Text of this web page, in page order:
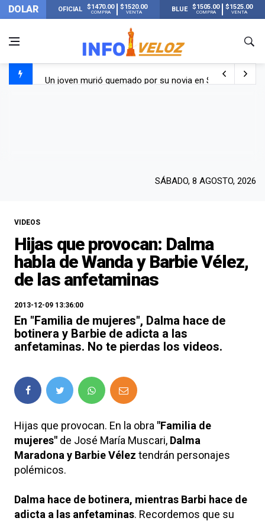
DOLAR OFICIAL $1470.00
COMPRA
$1520.00
VENTA BLUE $1505.00
COMPRA
$1525.00
VENTA
Un joven murió quemado por su novia en San Luis:
SÁBADO, 8 AGOSTO, 2026
VIDEOS
Hijas que provocan: Dalma
habla de Wanda y Barbie Vélez,
de las anfetaminas
2013-12-09 13:36:00
En "Familia de mujeres", Dalma hace de
botinera y Barbie de adicta a las
anfetaminas. No te pierdas los videos.
Hijas que provocan. En la obra "Familia de
mujeres" de José María Muscari, Dalma
Maradona y Barbie Vélez tendrán personajes
polémicos.
Dalma hace de botinera, mientras Barbi hace de
adicta a las anfetaminas. Recordemos que su